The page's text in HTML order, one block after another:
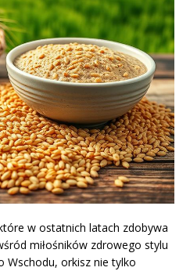
w ostatnich latach zdobywa
miłośników zdrowego stylu
Wschodu, orkisz nie tylko